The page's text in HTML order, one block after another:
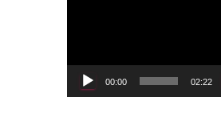
00:00 02:22